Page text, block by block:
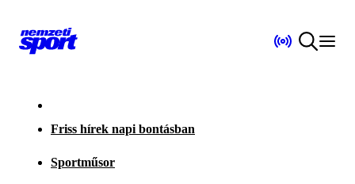
Friss hírek napi bontásban
Sportműsor